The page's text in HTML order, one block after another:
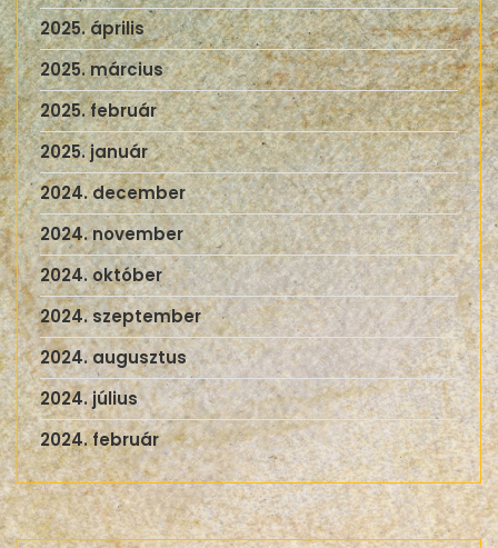
2025. április
2025. március
2025. február
2025. január
2024. december
2024. november
2024. október
2024. szeptember
2024. augusztus
2024. július
2024. február